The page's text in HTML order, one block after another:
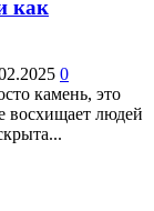
как
0
камень, это
восхищает людей